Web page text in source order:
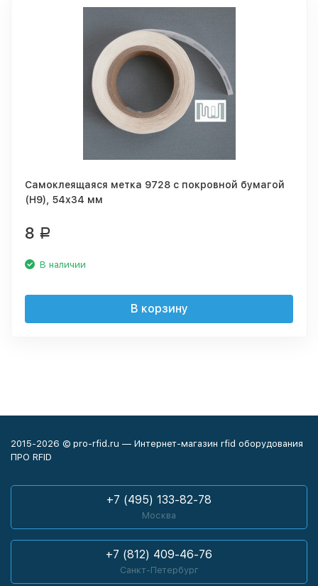
Самоклеящаяся метка 9728 с покровной бумагой
(H9), 54х34 мм
8 Р
В наличии
В корзину
2015-2026 © pro-rfid.ru — Интернет-магазин rfid оборудования
ПРО RFID
+7 (495) 133-82-78
Москва
+7 (812) 409-46-76
Санкт-Петербург